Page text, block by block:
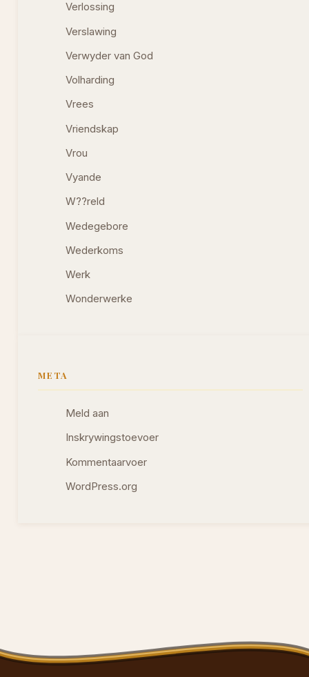
Verlossing
Verslawing
Verwyder van God
Volharding
Vrees
Vriendskap
Vrou
Vyande
W??reld
Wedegebore
Wederkoms
Werk
Wonderwerke
META
Meld aan
Inskrywingstoevoer
Kommentaarvoer
WordPress.org